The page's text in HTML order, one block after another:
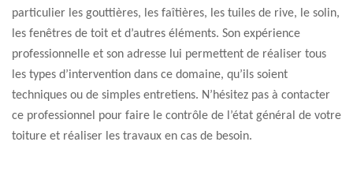
particulier les gouttières, les faîtières, les tuiles de rive, le solin,
les fenêtres de toit et d’autres éléments. Son expérience
professionnelle et son adresse lui permettent de réaliser tous
les types d’intervention dans ce domaine, qu’ils soient
techniques ou de simples entretiens. N’hésitez pas à contacter
ce professionnel pour faire le contrôle de l’état général de votre
toiture et réaliser les travaux en cas de besoin.